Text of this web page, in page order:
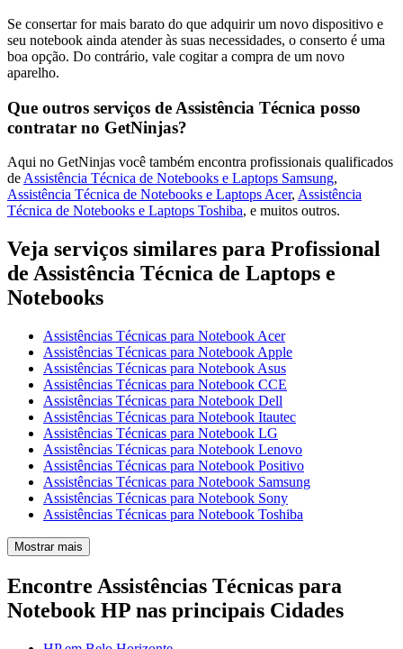
Se consertar for mais barato do que adquirir um novo dispositivo e
seu notebook ainda atender às suas necessidades, o conserto é uma
boa opção. Do contrário, vale cogitar a compra de um novo
aparelho.
Que outros serviços de Assistência Técnica posso
contratar no GetNinjas?
Aqui no GetNinjas você também encontra profissionais qualificados
deAssistência Técnica de Notebooks e Laptops Samsung,
Assistência Técnica de Notebooks e Laptops Acer, Assistência
Técnica de Notebooks e Laptops Toshiba, e muitos outros.
Veja serviços similares para Profissional
de Assistência Técnica de Laptops e
Notebooks
Assistências Técnicas para Notebook Acer
Assistências Técnicas para Notebook Apple
Assistências Técnicas para Notebook Asus
Assistências Técnicas para Notebook CCE
Assistências Técnicas para Notebook Dell
Assistências Técnicas para Notebook Itautec
Assistências Técnicas para Notebook LG
Assistências Técnicas para Notebook Lenovo
Assistências Técnicas para Notebook Positivo
Assistências Técnicas para Notebook Samsung
Assistências Técnicas para Notebook Sony
Assistências Técnicas para Notebook Toshiba
Mostrar mais
Encontre Assistências Técnicas para
Notebook HP nas principais Cidades